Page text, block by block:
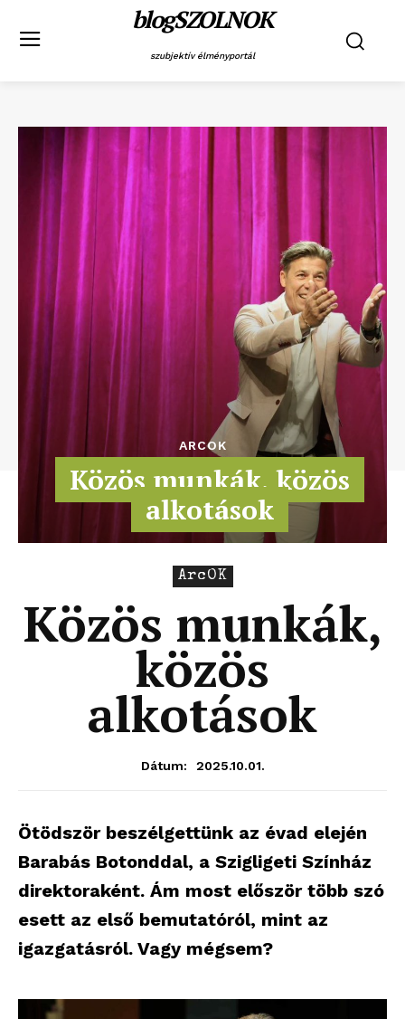
blogSZOLNOK
szubjektív élményportál
ARCOK
Közös munkák, közös
alkotások
ArcOK
Közös munkák,
közös
alkotások
Dátum: 2025.10.01.
Ötödször beszélgettünk az évad elején
Barabás Botonddal, a Szigligeti Színház
direktoraként. Ám most először több szó
esett az első bemutatóról, mint az
igazgatásról. Vagy mégsem?